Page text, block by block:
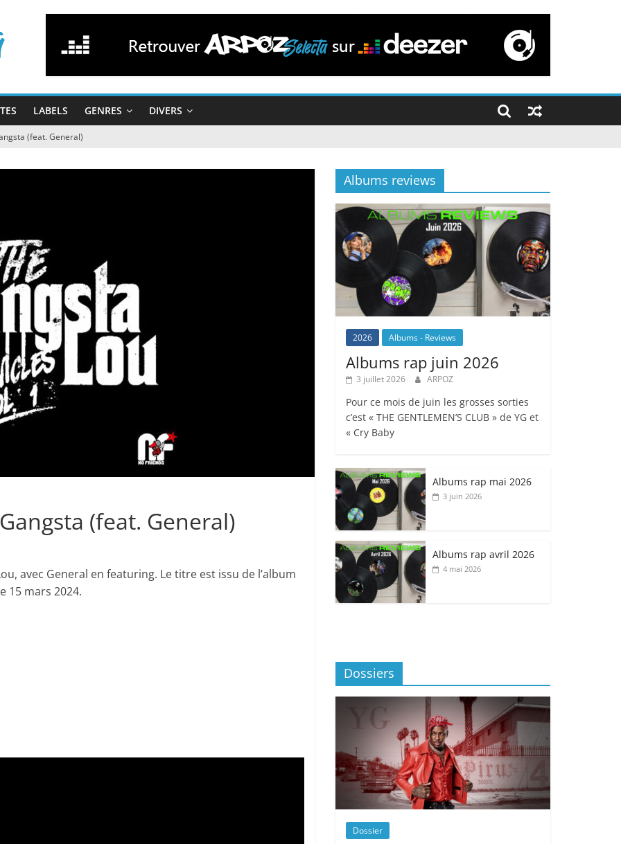
LABELS GENRES DIVERS
(feat. General)
(feat. General)
avec General en featuring. Le titre est issu de l’album
15 mars 2024.
Albums reviews
2026 Albums - Reviews
Albums rap juin 2026
3 juillet 2026 ARPOZ
Pour ce mois de juin les grosses sorties
c’est « THE GENTLEMEN’S CLUB » de YG et
« Cry Baby
Albums rap mai 2026
3 juin 2026
Albums rap avril 2026
4 mai 2026
Dossiers
Dossier